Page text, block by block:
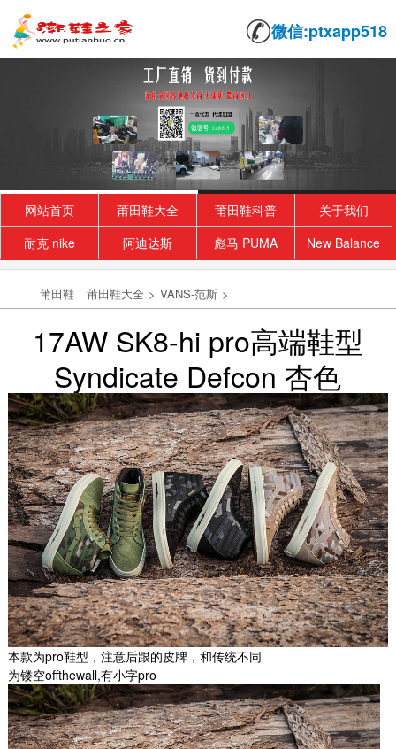
微信:ptxapp518
网站首页 莆田鞋大全 莆田鞋科普
关于我们
耐克 nike
阿迪达斯 彪马 PUMA New Balance
莆田鞋 莆田鞋大全 > VANS-范斯 >
17AW SK8-hi pro高端鞋型
Syndicate Defcon 杏色
本款为pro鞋型，注意后跟的皮牌，和传统不同
为镂空offthewall,有小字pro